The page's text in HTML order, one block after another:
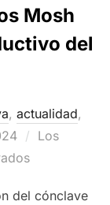
Mosh
del
, actualidad,
Los
del cónclave